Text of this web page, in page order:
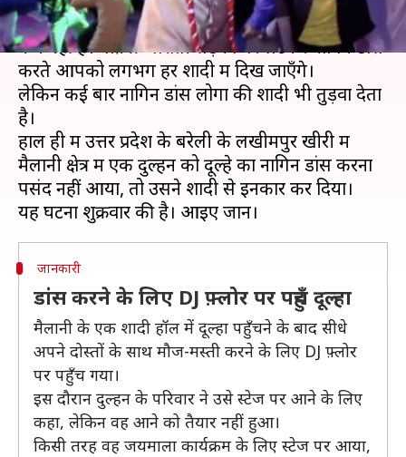
उत्तर भारत में शादी के दौरान नागिन डांस किसी परंपरा से
कम नहीं है। बेफ़िक्र बाराती सड़कों पर लेटकर नागिन डांस
करते आपको लगभग हर शादी में दिख जाएँगे।
लेकिन कई बार नागिन डांस लोगों की शादी भी तुड़वा देता
है।
हाल ही में उत्तर प्रदेश के बरेली के लखीमपुर खीरी में
मैलानी क्षेत्र में एक दुल्हन को दूल्हे का नागिन डांस करना
पसंद नहीं आया, तो उसने शादी से इनकार कर दिया।
जानकारी
डांस करने के लिए DJ फ़्लोर पर पहुँच दूल्हा
मैलानी के एक शादी हॉल में दूल्हा पहुँचने के बाद सीधे
अपने दोस्तों के साथ मौज-मस्ती करने के लिए DJ फ़्लोर
पर पहुँच गया।
इस दौरान दुल्हन के परिवार ने उसे स्टेज पर आने के लिए
कहा, लेकिन वह आने को तैयार नहीं हुआ।
किसी तरह वह जयमाला कार्यक्रम के लिए स्टेज पर आया,